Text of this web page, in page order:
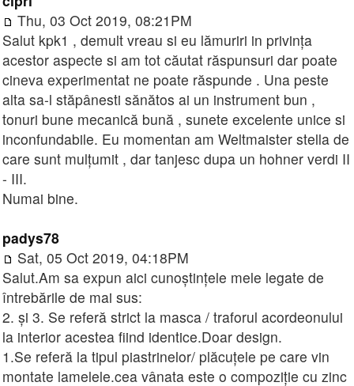
Thu, 03 Oct 2019, 08:21PM
Salut kpk1 , demult vreau si eu lămuriri in privința
acestor aspecte si am tot căutat răspunsuri dar poate
cineva experimentat ne poate răspunde . Una peste
alta sa-l stăpânesti sănătos ai un instrument bun ,
tonuri bune mecanică bună , sunete excelente unice si
inconfundabile. Eu momentan am Weltmaister stella de
care sunt mulțumit , dar tanjesc dupa un hohner verdi II
- III.
Numai bine.
padys78
Sat, 05 Oct 2019, 04:18PM
Salut.Am sa expun aici cunoștințele mele legate de
întrebările de mai sus:
2. și 3. Se referă strict la masca / traforul acordeonului
la interior acestea fiind identice.Doar design.
1.Se referă la tipul piastrinelor/ plăcuțele pe care vin
montate lamelele.cea vânata este o compoziție cu zinc